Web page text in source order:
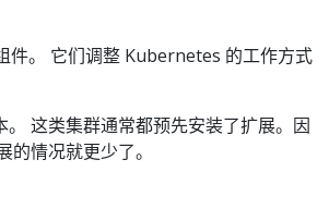
。 它们调整 Kubernetes 的工作方式
这类集群通常都预先安装了扩展。因
情况就更少了。